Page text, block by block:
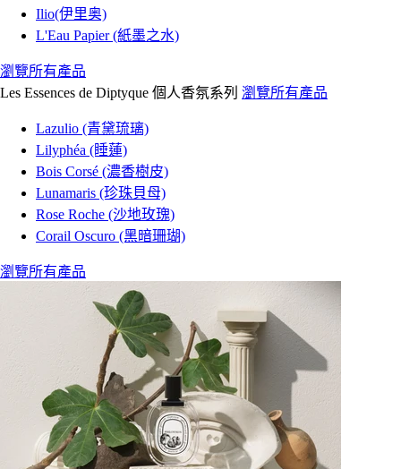
Ilio(伊里奥)
L'Eau Papier (紙墨之水)
瀏覽所有產品
Les Essences de Diptyque 個人香氛系列 瀏覽所有產品
Lazulio (青黛琉璃)
Lilyphéa (睡蓮)
Bois Corsé (濃香樹皮)
Lunamaris (珍珠貝母)
Rose Roche (沙地玫瑰)
Corail Oscuro (黑暗珊瑚)
瀏覽所有產品